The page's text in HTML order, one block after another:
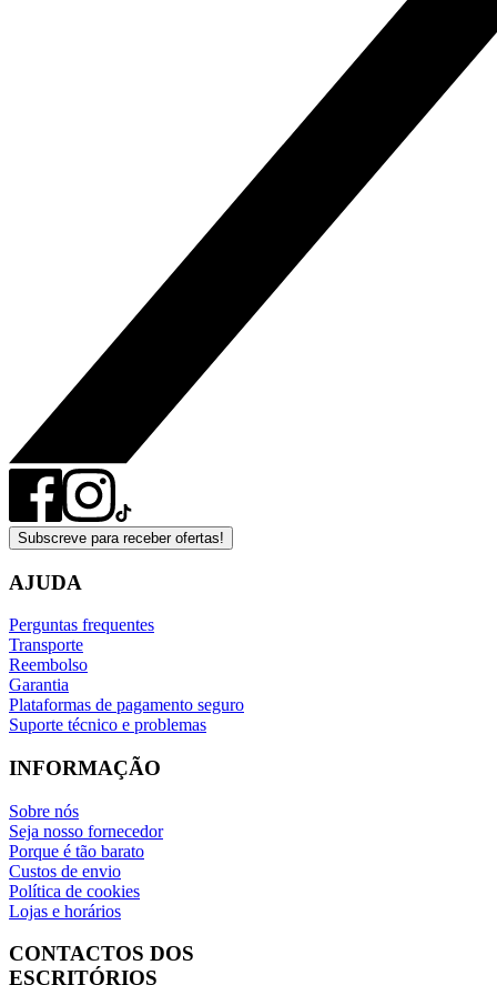
Subscreve para receber ofertas!
AJUDA
Perguntas frequentes
Transporte
Reembolso
Garantia
Plataformas de pagamento seguro
Suporte técnico e problemas
INFORMAÇÃO
Sobre nós
Seja nosso fornecedor
Porque é tão barato
Custos de envio
Política de cookies
Lojas e horários
CONTACTOS DOS
ESCRITÓRIOS